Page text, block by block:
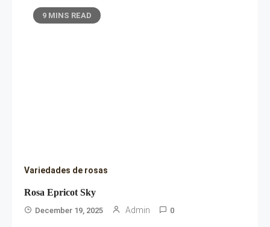
9 MINS READ
Variedades de rosas
Rosa Epricot Sky
December 19, 2025 Admin 0